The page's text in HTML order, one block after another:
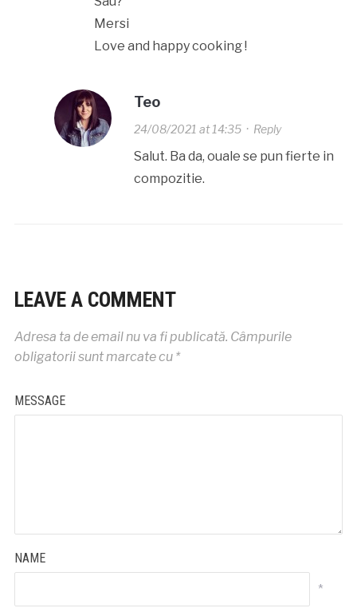
Mersi
Love and happy cooking !
Teo
24/08/2021 at 14:35· Reply
Salut. Ba da, ouale se pun fierte in
compozitie.
LEAVE A COMMENT
Adresa ta de email nu va fi publicată. Câmpurile
obligatorii sunt marcate cu *
MESSAGE
NAME
*